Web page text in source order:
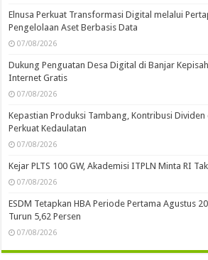
Elnusa Perkuat Transformasi Digital melalui
Pengelolaan Aset Berbasis Data
07/08/2026
Dukung Penguatan Desa Digital di Banjar
Internet Gratis
07/08/2026
Kepastian Produksi Tambang, Kontribusi Dividen
Perkuat Kedaulatan
07/08/2026
Kejar PLTS 100 GW, Akademisi ITPLN Minta RI
07/08/2026
ESDM Tetapkan HBA Periode Pertama Agustus
Turun 5,62 Persen
07/08/2026